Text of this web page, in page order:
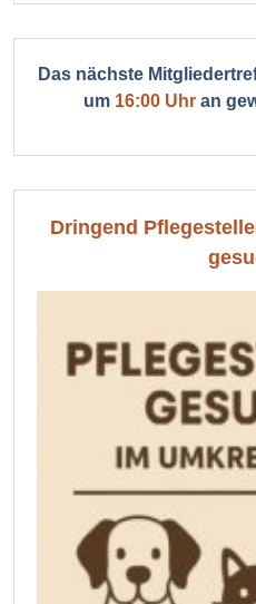
Das nächste
um 16:00 Uhran
Dringend